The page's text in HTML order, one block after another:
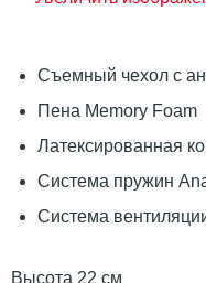
Съемный чехол с
Пена Memory Foam
Латексированная
Система пружин
Система
Высота 22 см